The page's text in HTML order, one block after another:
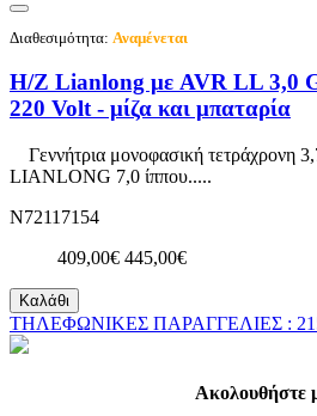
Διαθεσιμότητα: Αναμένεται
Η/Ζ Lianlong με AVR LL 3,0
220 Volt - μίζα και μπαταρία
Γεννήτρια μονοφασική τετράχρονη
LIANLONG 7,0 ίππου.....
N72117154
409,00€ 445,00€
Καλάθι
ΤΗΛΕΦΩΝΙΚΕΣ ΠΑΡΑΓΓΕΛΙΕΣ :
Ακολουθήστε